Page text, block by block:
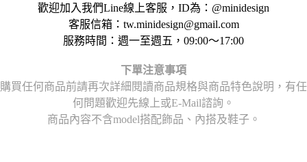
歡迎加入我們Line線上客服，ID為：@minidesign
客服信箱：tw.minidesign@gmail.com
服務時間：週一至週五，09:00～17:00
下單注意事項
購買任何商品前請再次詳細閱讀商品規格與商品特色說明， 有任
何問題歡迎先線上或E-Mail諮詢。
商品內容不含model搭配飾品、內搭及鞋子。